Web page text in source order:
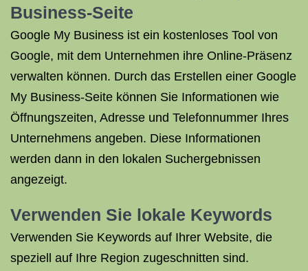
Business-Seite
Google My Business ist ein kostenloses Tool von
Google, mit dem Unternehmen ihre Online-Präsenz
verwalten können. Durch das Erstellen einer Google
My Business-Seite können Sie Informationen wie
Öffnungszeiten, Adresse und Telefonnummer Ihres
Unternehmens angeben. Diese Informationen
werden dann in den lokalen Suchergebnissen
angezeigt.
Verwenden Sie lokale Keywords
Verwenden Sie Keywords auf Ihrer Website, die
speziell auf Ihre Region zugeschnitten sind.